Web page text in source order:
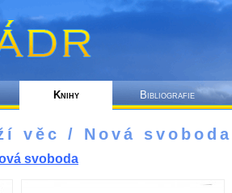
Knihy Bibliografie
věc / Nová svoboda
svoboda